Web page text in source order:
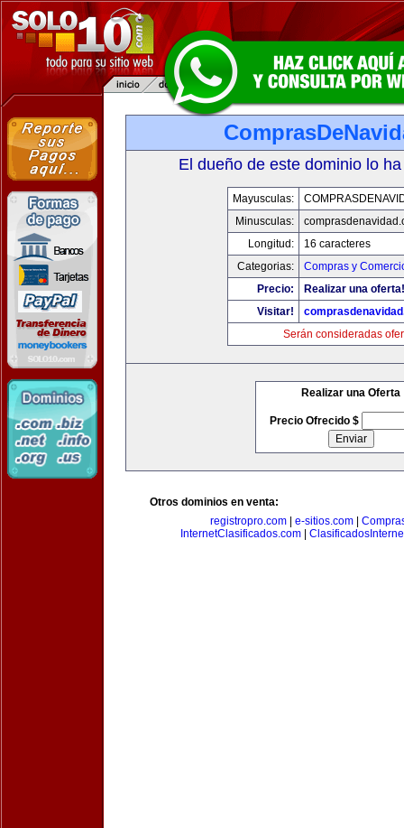
El dueño de este dominio lo
Mayusculas:
Minusculas:
Longitud:
16 caracteres
Categorias:
Compras y
Precio:
Realizar una oferta!
Visitar!
Serán consideradas
Realizar una Oferta
Precio Ofrecido $
Otros dominios en venta:
registropro.com
e-sitios.com
InternetClasificados.com